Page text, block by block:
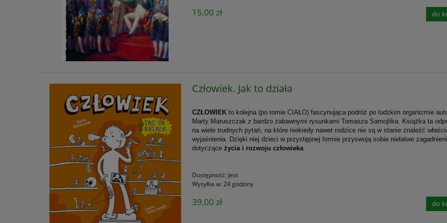
15,00 zł do
Człowiek. Jak to działa
CZŁOWIEK to kolejna (po tomie CIAŁO) fascynująca podróż po ludzkim organizmie
Marty Maruszczak z bardzo zabawnymi rysunkami Tomasza Samojlika. Książka ta
na wiele trudnych pytań, na które niekiedy nawet rodzice nie są w stanie znaleźć
wyjaśnienia. Dzięki niej dzieci w przystępnej formie przyswoją sobie niełatwe
dotycząceżycia i rozwoju człowieka
Dostępność: Jest
Wysyłka w: 24 godziny
39,00 zł do